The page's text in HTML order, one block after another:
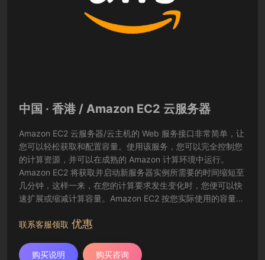
中国 · 香港 / Amazon EC2 云服务器
Amazon EC2 云服务器/云主机的 Web 服务接口非常简单，让
您可以轻松获取和配置容量。使用该服务，您可以完全控制您
的计算资源，并可以在成熟的 Amazon 计算环境中运行。
Amazon EC2 将获取并启动新服务器实例所需要的时间缩短至
几分钟，这样一来，在您的计算要求发生变化时，您便可以快
速扩展或缩减计算容量。Amazon EC2 按您实际使用的容量收
开发人员提供了创建故障恢复应用程序以及排除常见故障情况
联系客服领取 优惠
购买说明 购买咨询